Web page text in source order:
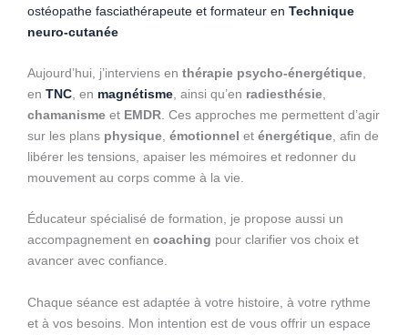
ostéopathe fasciathérapeute et formateur en Technique
neuro-cutanée
Aujourd’hui, j’interviens en thérapie psycho-énergétique
en TNC , en magnétisme , ainsi qu’en radiesthésie
chamanisme et EMDR . Ces approches me permettent d’agir
sur les plans physique émotionnel et énergétique , afin de
libérer les tensions, apaiser les mémoires et redonner du
mouvement au corps comme à la vie.
Éducateur spécialisé de formation, je propose aussi un
accompagnement en coaching pour clarifier vos choix et
avancer avec confiance.
Chaque séance est adaptée à votre histoire, à votre rythme
et à vos besoins. Mon intention est de vous offrir un espace